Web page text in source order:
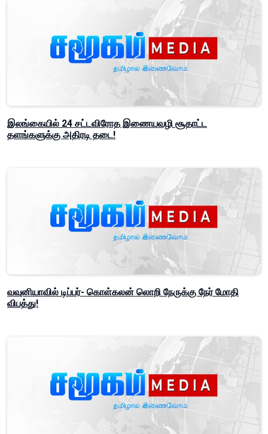
இலங்கையில் 24 சட்டவிரோத இணையவழி சூதாட்ட
தளங்களுக்கு அதிரடி தடை!
வவுனியாவில் டிப்பர்- கொள்கலன் லொறி நேருக்கு நேர் மோதி
விபத்து!